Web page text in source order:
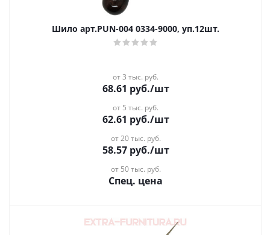
Шило арт.PUN-004 0334-9000, уп.12шт.
от 3 тыс. руб.
68.61 руб./шт
от 5 тыс. руб.
62.61 руб./шт
от 20 тыс. руб.
58.57руб./шт
от 50 тыс. руб.
Спец. цена